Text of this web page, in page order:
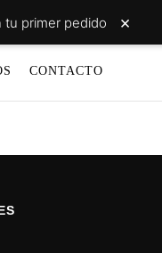
tu primer pedido ×
CONTACTO